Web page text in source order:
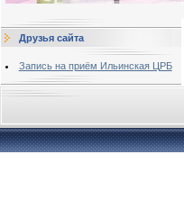
Друзья сайта
Запись на приём Ильинская ЦРБ